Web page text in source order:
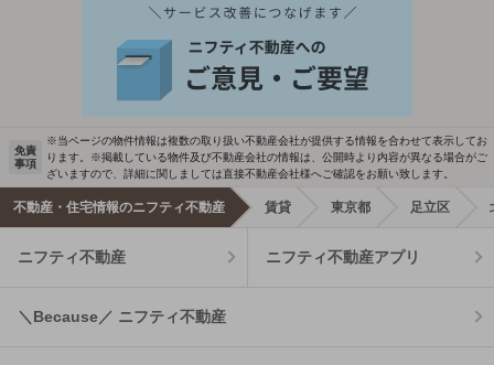
免責
事項
※当ページの物件情報は複数の取り扱い不動産会社が提供する情報を合わせて表示してお
ります。※掲載している物件及び不動産会社の情報は、公開時より内容が異なる場合がご
ざいますので、詳細に関しましては直接不動産会社様へご確認をお願い致します。
不動産・住宅情報のニフティ不動産 賃貸 東京都 足立区
ニフティ不動産 ニフティ不動産アプリ
＼Because／ ニフティ不動産